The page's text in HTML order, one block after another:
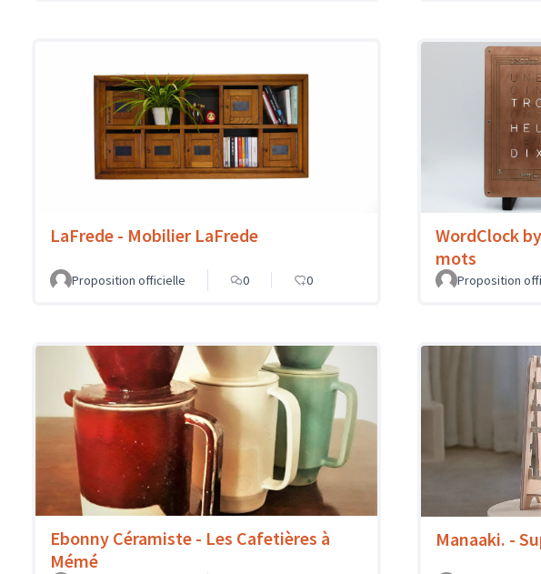
LaFrede - Mobilier LaFrede
Proposition officielle 0 0
WordClock
mots
Proposition
Ebonny Céramiste - Les Cafetières à
Mémé
Manaaki. -